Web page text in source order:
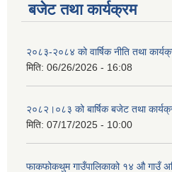
बजेट तथा कार्यक्रम
२०८३-२०८४ को वार्षिक नीति तथा
मिति: 06/26/2026 - 16:08
२०८२।०८३ को बार्षिक बजेट तथा
मिति: 07/17/2025 - 10:00
फाकफोकथुम गाउँपालिकाको १४ औ गाउँ